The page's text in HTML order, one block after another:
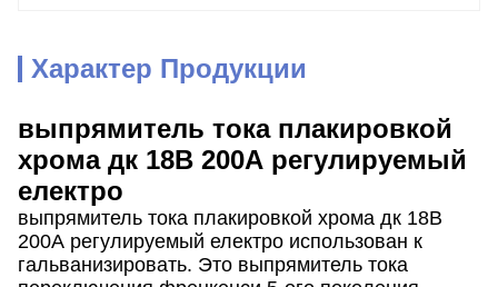
Характер Продукции
выпрямитель тока плакировкой
хрома дк 18В 200А регулируемый
електро
выпрямитель тока плакировкой хрома дк 18В
200А регулируемый електро использован к
гальванизировать. Это выпрямитель тока